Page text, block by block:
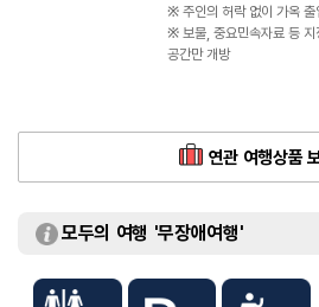
※ 주인의 허락 없이 가옥 출
※ 보물, 중요민속자료 등 지
공간만 개방
지정현황
국가민속문화유산 경주 양
유네스코 세계유산 등재
체험 프로그램
떡메치기 / 약과 만들기 / 전
입장료
[개인]
- 어린이 1,500원
연관 여행상품
모두의 여행 '무장애여행'